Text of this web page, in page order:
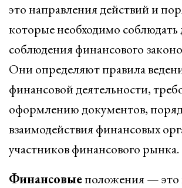
это направления действий и
которые необходимо соблюдать
соблюдения финансового
Они определяют правила
финансовой деятельности,
оформлению документов,
взаимодействия финансовых
участников финансового рынка.
Финансовыеположения —